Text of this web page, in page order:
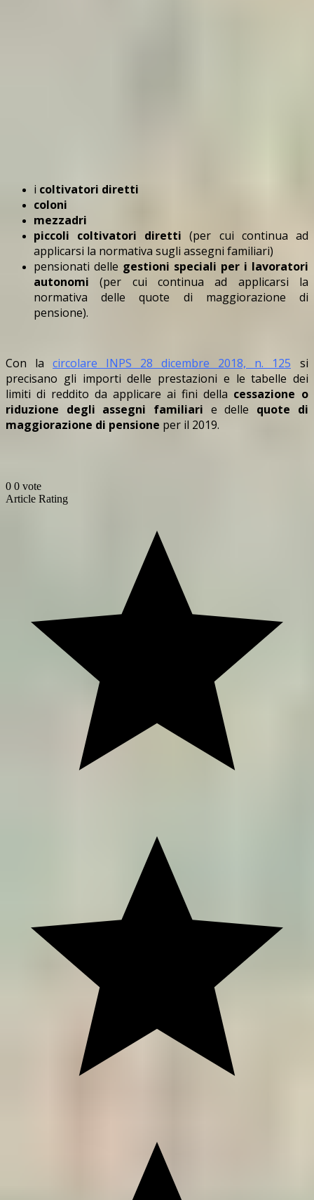
i coltivatori diretti
coloni
mezzadri
piccoli coltivatori diretti (per cui continua ad
applicarsi la normativa sugli assegni familiari)
pensionati delle gestioni speciali per i lavoratori
autonomi (per cui continua ad applicarsi la
normativa delle quote di maggiorazione di
pensione).
Con la circolare INPS 28 dicembre 2018, n. 125 si
precisano gli importi delle prestazioni e le tabelle dei
limiti di reddito da applicare ai fini della cessazione o
riduzione degli assegni familiari e delle quote di
maggiorazione di pensione per il 2019.
0 0 vote
Article Rating